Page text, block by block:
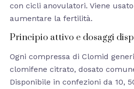
con cicli anovulatori. Viene
aumentare la fertilità.
Principio attivo e dosaggi
Ogni compressa di Clomid
clomifene citrato, dosato
Disponibile in confezioni da 10,